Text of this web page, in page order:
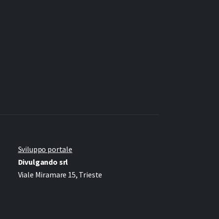
Sviluppo portale
Divulgando srl
Viale Miramare 15, Trieste